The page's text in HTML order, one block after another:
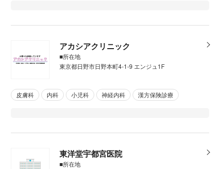
アカシアクリニック
■所在地
東京都日野市日野本町4-1-9 エンジュ1F
皮膚科 内科 小児科 神経内科 漢方保険診療
東洋堂宇都宮医院
■所在地